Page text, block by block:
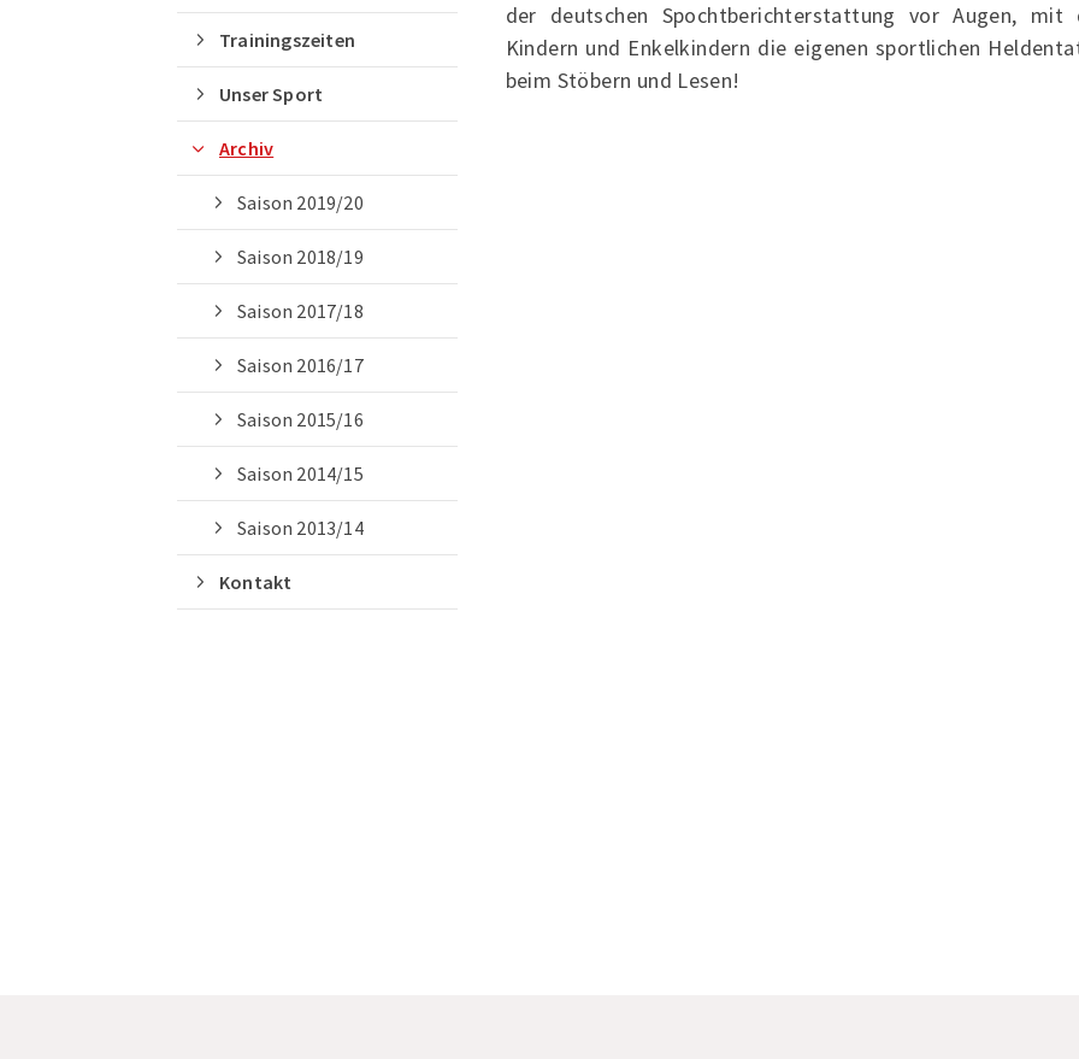
der deutschen Spochtberichterstattung vor Augen,
Kindern und Enkelkindern die eigenen sportlichen
beim Stöbern und Lesen!
Trainingszeiten
Unser Sport
Archiv
Saison 2019/20
Saison 2018/19
Saison 2017/18
Saison 2016/17
Saison 2015/16
Saison 2014/15
Saison 2013/14
Kontakt
Quicklinks
Geschäftsstelle
PSV München e. V.
Franz-Mader-Str.11
80992 München
089 - 149 40 61
geschaeftsstelle@psv-muenchen.de
Kontakt aufnehmen